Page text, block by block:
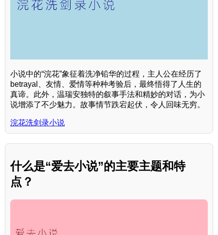
小说中的“浣花”象征着洗净铅华的过程，主人公在经历了
betrayal、友情、爱情等种种考验后，最终悟得了人生的
真谛。此外，温瑞安独特的叙事手法和精妙的对话，为小
说增添了不少魅力。故事情节跌宕起伏，令人回味无穷。
浣花洗剑录小说
什么是“爱去小说”的主要主题和特
点？